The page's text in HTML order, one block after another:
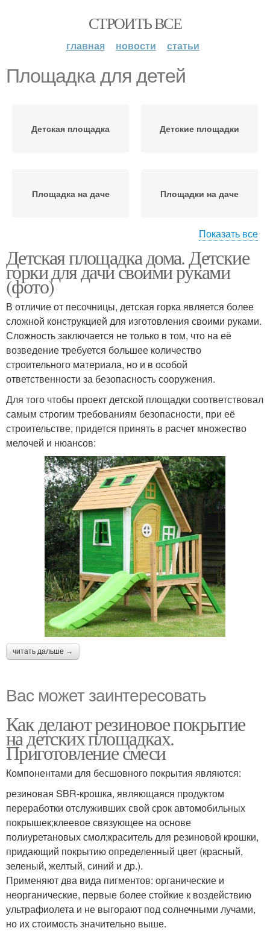
СТРОИТЬ ВСЕ
главная новости статьи
Площадка для детей
Детская площадка Детские площадки
Площадка на даче Площадки на даче
площадки
Покрытие для детской
площадки
Показать все
Детская площадка дома. Детские
горки для дачи своими руками
(фото)
В отличие от песочницы, детская горка является более
сложной конструкцией для изготовления своими руками.
Сложность заключается не только в том, что на её
возведение требуется большее количество
строительного материала, но и в особой
ответственности за безопасность сооружения.
Для того чтобы проект детской площадки соответствовал
самым строгим требованиям безопасности, при её
строительстве, придется принять в расчет множество
мелочей и нюансов:
читать дальше →
Вас может заинтересовать
Как делают резиновое покрытие
на детских площадках.
Приготовление смеси
Компонентами для бесшовного покрытия являются:
резиновая SBR-крошка, являющаяся продуктом
переработки отслуживших свой срок автомобильных
покрышек;клеевое связующее на основе
полиуретановых смол;краситель для резиновой крошки,
придающий покрытию определенный цвет (красный,
зеленый, желтый, синий и др.).
Применяют два вида пигментов: органические и
неорганические, первые более стойкие к воздействию
ультрафиолета и не выгорают под солнечными лучами,
но их стоимость значительно выше.